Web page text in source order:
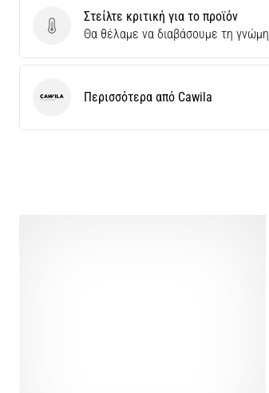
Στείλτε κριτική για το προϊόν
Στείλτε κριτική για το προϊόν
Θα θέλαμε να διαβάσουμε τη
Cawila Περισσότερα από Cawila